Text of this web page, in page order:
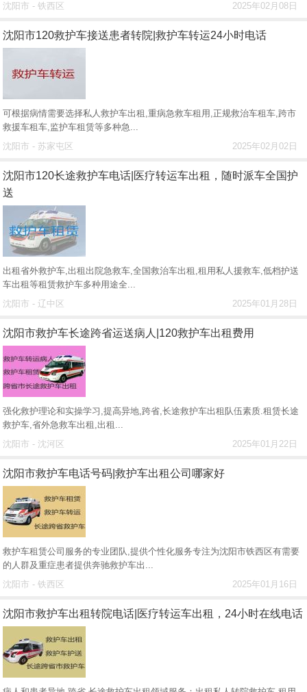
2025年02月08日
沈阳市 - 铁西区
沈阳市120救护车接送患者转院|救护车转运24小时电话
可根据病情需要选择私人救护车出租,重病急救车租用,正规救治车租车,跨市
救援车租车,监护车租赁等多种急...
2025年02月02日
沈阳市 - 苏家屯区
沈阳市120长途救护车电话|医疗转运车出租，随时派车全国护
送
出租省外救护车,出租出院急救车,全国救治车出租,租用私人援救车,低档护送
车出租等租赁救护车多种用途全...
2025年01月28日
沈阳市 - 辽中区
沈阳市救护车长途跨省运送病人|120救护车出租费用
强化救护理论和实操学习,提高异地,跨省,长途救护车出租队伍素质.租赁长途
救护车,省外急救车出租,出租...
2025年01月22日
沈阳市 - 沈河区
沈阳市救护车电话号码|救护车出租公司哪家好
救护车租赁公司服务的专业团队,提供个性化服务专注为沈阳市铁西区有需要
的人群及重症患者提供奔驰救护车出...
2025年01月16日
沈阳市 - 铁西区
沈阳市救护车出租转院电话|医疗转运车出租，24小时在线电话